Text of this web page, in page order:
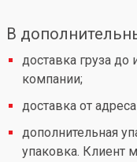
В
доставка груза до
компании;
доставка от
дополнительная
упаковка. Клиент